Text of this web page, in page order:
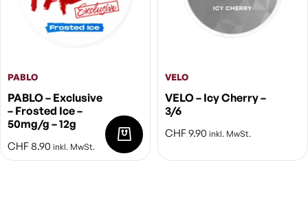
PABLO
PABLO – Exclusive
– Frosted Ice –
50mg/g – 12g
CHF 8.90 inkl. MwSt.
VELO
VELO – Icy Cherry –
3/6
CHF9.90 inkl. MwSt.